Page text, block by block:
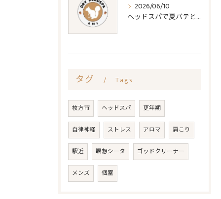
2026/06/10
ヘッドスパで夏バテと睡眠質改善法
タグ Tags
枚方市 ヘッドスパ 更年期
自律神経 ストレス アロマ 肩こり
駅近 瞑想シータ ゴッドクリーナー
メンズ 個室